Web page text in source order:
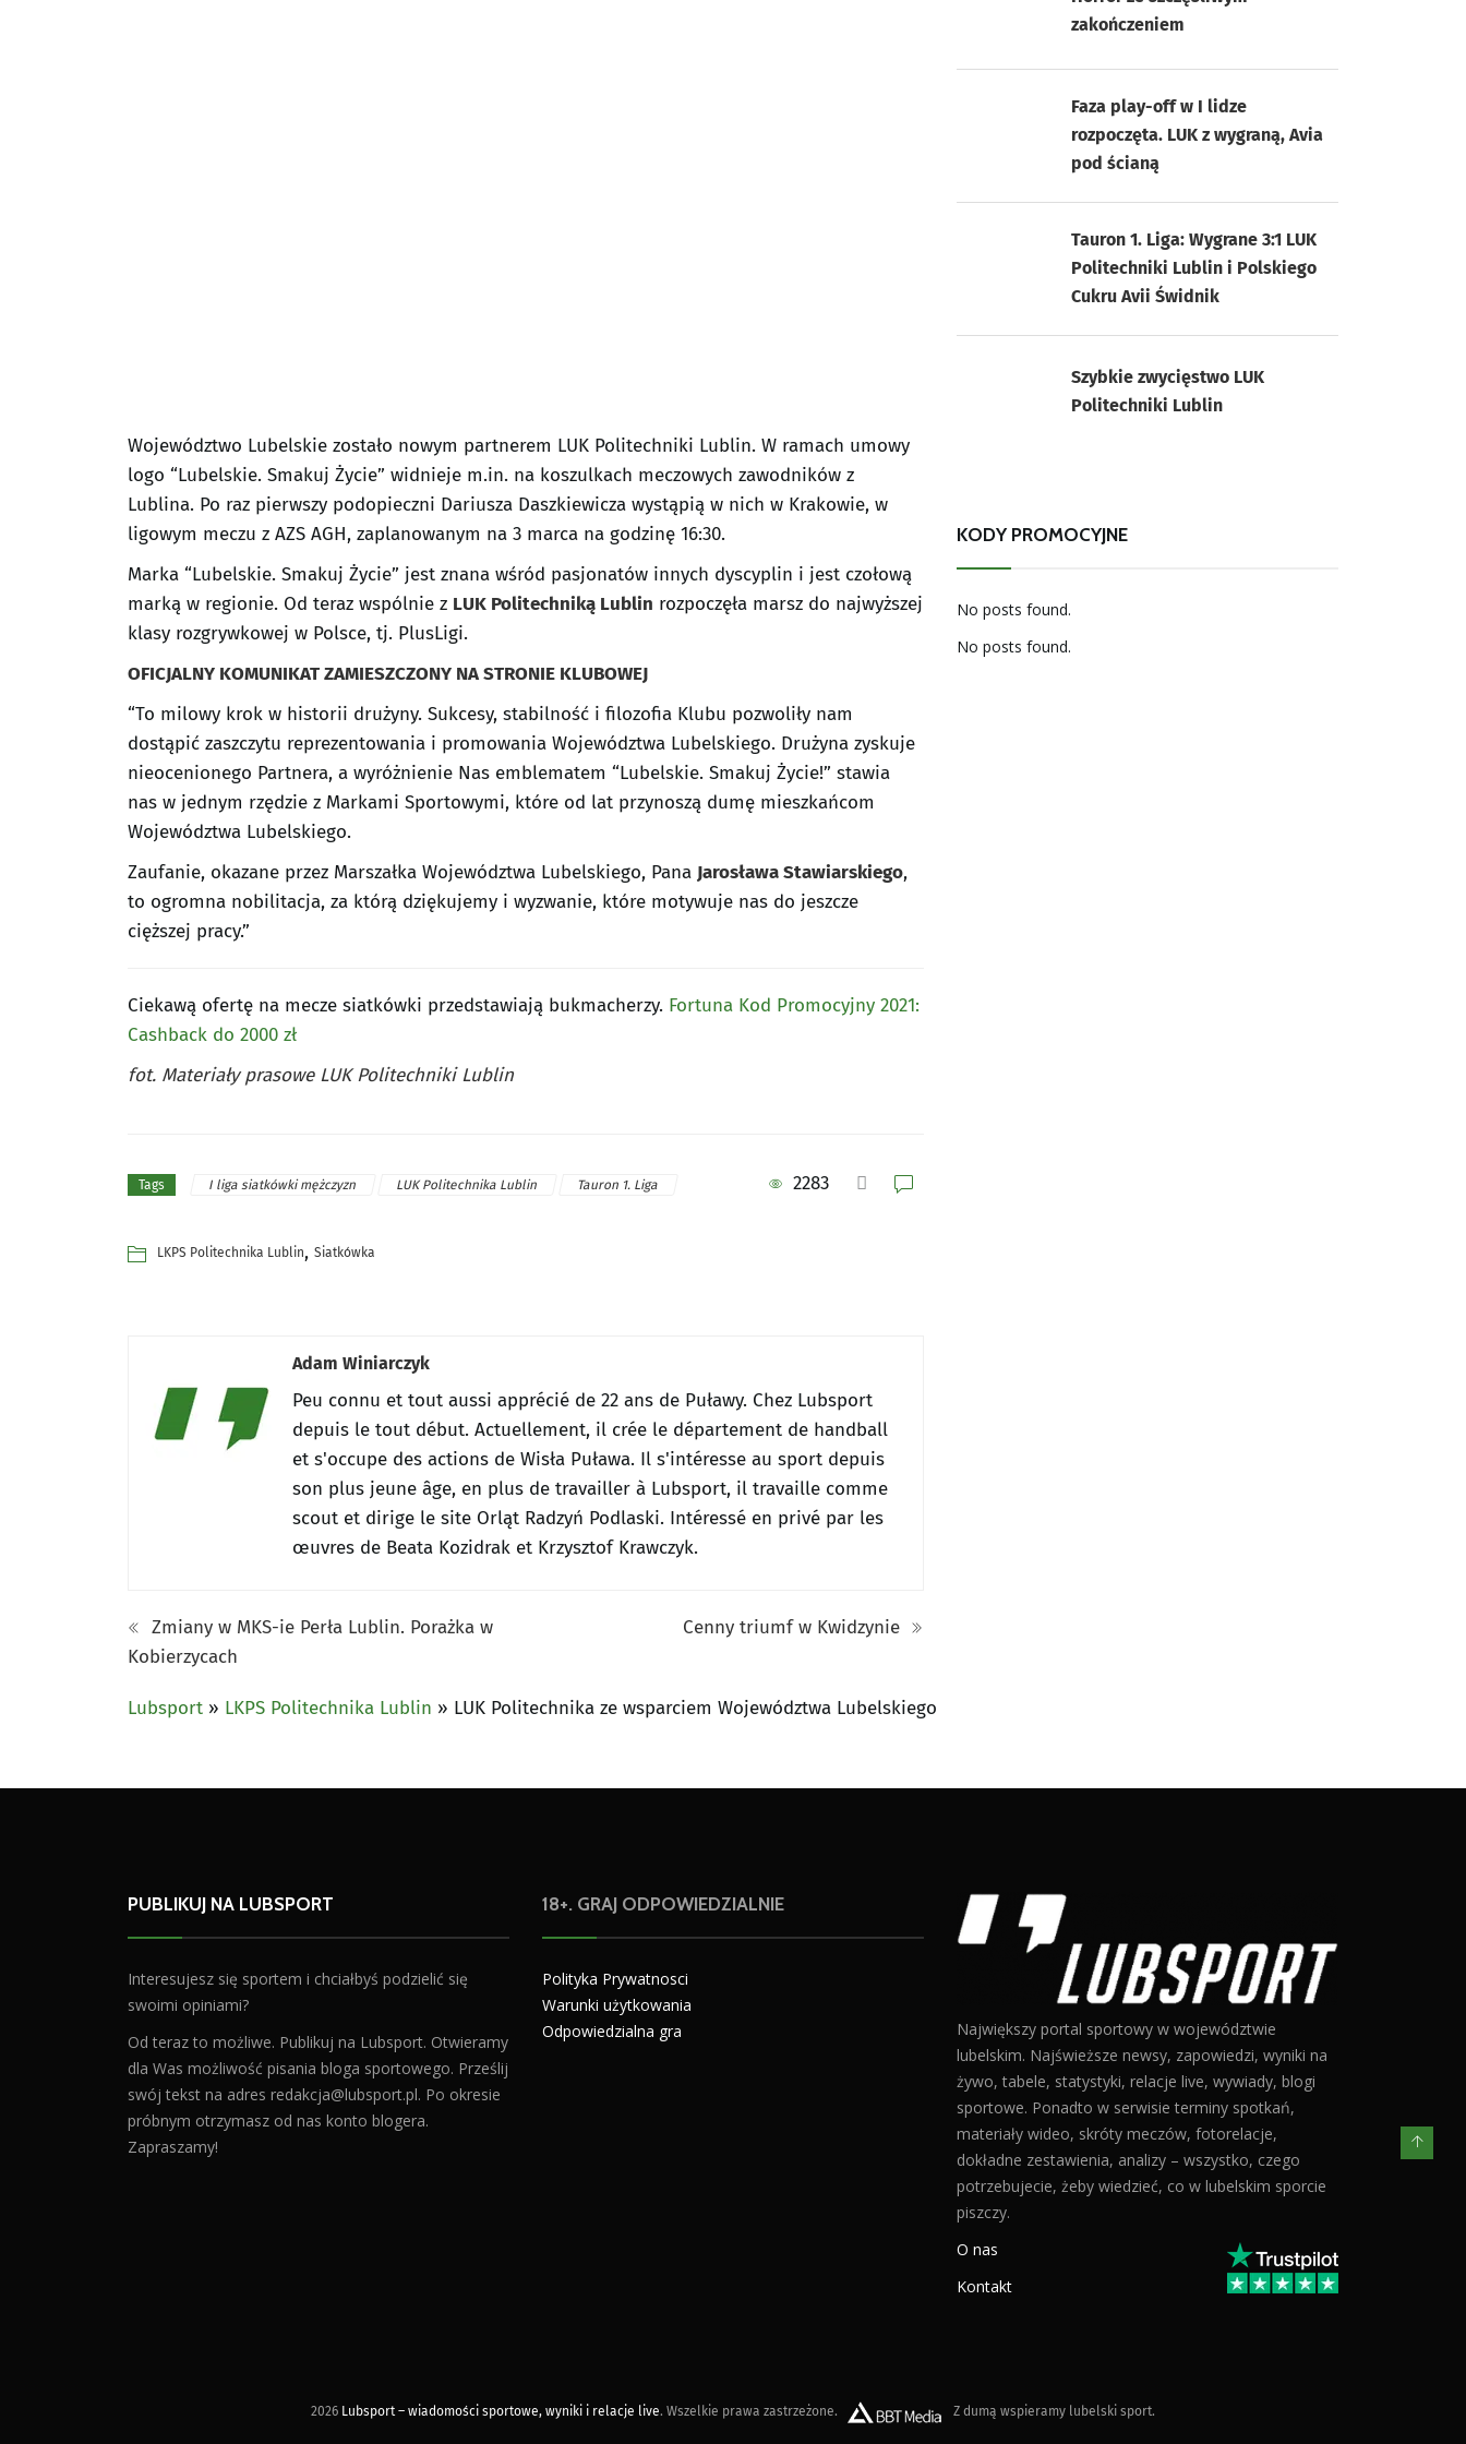
Województwo Lubelskie zostało nowym partnerem LUK Politechniki Lublin. W ramach umowy
logo “Lubelskie. Smakuj Życie” widnieje m.in. na koszulkach meczowych zawodników z
Lublina. Po raz pierwszy podopieczni Dariusza Daszkiewicza wystąpią w nich w Krakowie, w
ligowym meczu z AZS AGH, zaplanowanym na 3 marca na godzinę 16:30.
Marka “Lubelskie. Smakuj Życie” jest znana wśród pasjonatów innych dyscyplin i jest czołową
marką w regionie. Od teraz wspólnie z LUK Politechniką Lublin rozpoczęła marsz do najwyższej
klasy rozgrywkowej w Polsce, tj. PlusLigi.
OFICJALNY KOMUNIKAT ZAMIESZCZONY NA STRONIE KLUBOWEJ
“To milowy krok w historii drużyny. Sukcesy, stabilność i filozofia Klubu pozwoliły nam
dostąpić zaszczytu reprezentowania i promowania Województwa Lubelskiego. Drużyna zyskuje
nieocenionego Partnera, a wyróżnienie Nas emblematem “Lubelskie. Smakuj Życie!” stawia
nas w jednym rzędzie z Markami Sportowymi, które od lat przynoszą dumę mieszkańcom
Województwa Lubelskiego.
Zaufanie, okazane przez Marszałka Województwa Lubelskiego, Pana Jarosława Stawiarskiego,
to ogromna nobilitacja, za którą dziękujemy i wyzwanie, które motywuje nas do jeszcze
cięższej pracy.”
Ciekawą ofertę na mecze siatkówki przedstawiają bukmacherzy. Fortuna Kod Promocyjny 2021:
Cashback do 2000 zł
fot. Materiały prasowe LUK Politechniki Lublin
Tags I liga siatkówki mężczyzn LUK Politechnika Lublin Tauron 1. Liga 2283
LKPS Politechnika Lublin, Siatkówka
Adam Winiarczyk
Peu connu et tout aussi apprécié de 22 ans de Puławy. Chez Lubsport
depuis le tout début. Actuellement, il crée le département de handball
et s'occupe des actions de Wisła Puława. Il s'intéresse au sport depuis
son plus jeune âge, en plus de travailler à Lubsport, il travaille comme
scout et dirige le site Orląt Radzyń Podlaski. Intéressé en privé par les
œuvres de Beata Kozidrak et Krzysztof Krawczyk.
Zmiany w MKS-ie Perła Lublin. Porażka w
Kobierzycach
Cenny triumf w Kwidzynie
zakończeniem
Faza play-off w I lidze
rozpoczęta. LUK z wygraną, Avia
pod ścianą
Tauron 1. Liga: Wygrane 3:1 LUK
Politechniki Lublin i Polskiego
Cukru Avii Świdnik
Szybkie zwycięstwo LUK
Politechniki Lublin
KODY PROMOCYJNE
No posts found.
No posts found.
Lubsport » LKPS Politechnika Lublin » LUK Politechnika ze wsparciem Województwa Lubelskiego
PUBLIKUJ NA LUBSPORT
Interesujesz się sportem i chciałbyś podzielić się
swoimi opiniami?
Od teraz to możliwe. Publikuj na Lubsport. Otwieramy
dla Was możliwość pisania bloga sportowego. Prześlij
swój tekst na adres redakcja@lubsport.pl. Po okresie
próbnym otrzymasz od nas konto blogera.
Zapraszamy!
18+. GRAJ ODPOWIEDZIALNIE
Polityka Prywatnosci
Warunki użytkowania
Odpowiedzialna gra
Największy portal sportowy w województwie
lubelskim. Najświeższe newsy, zapowiedzi, wyniki na
żywo, tabele, statystyki, relacje live, wywiady, blogi
sportowe. Ponadto w serwisie terminy spotkań,
materiały wideo, skróty meczów, fotorelacje,
dokładne zestawienia, analizy – wszystko, czego
potrzebujecie, żeby wiedzieć, co w lubelskim sporcie
piszczy.
O nas
Kontakt
2026 Lubsport – wiadomości sportowe, wyniki i relacje live. Wszelkie prawa zastrzeżone. Z dumą wspieramy lubelski sport.